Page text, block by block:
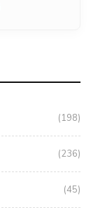
(198)
(236)
(45)